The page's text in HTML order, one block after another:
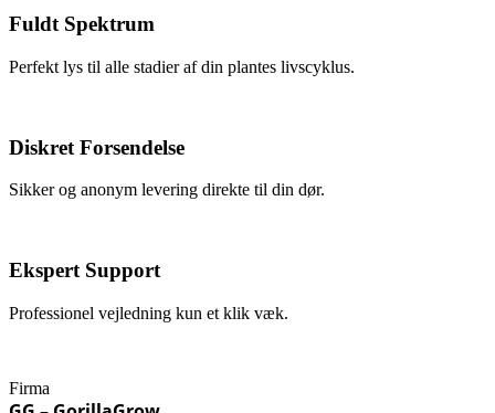
Fuldt Spektrum
Perfekt lys til alle stadier af din plantes livscyklus.
Diskret Forsendelse
Sikker og anonym levering direkte til din dør.
Ekspert Support
Professionel vejledning kun et klik væk.
Firma